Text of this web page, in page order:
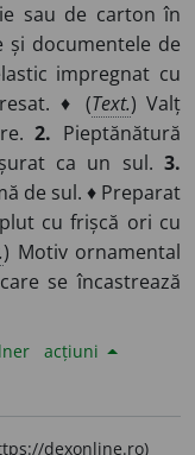
sau de carton în
documentele de
impregnat cu
♦ (Text.) Valț
2. Pieptănătură
ca un sul. 3.
de sul. ♦ Preparat
cu frișcă ori cu
) Motiv ornamental
se încastrează
acțiuni
dexonline.ro)